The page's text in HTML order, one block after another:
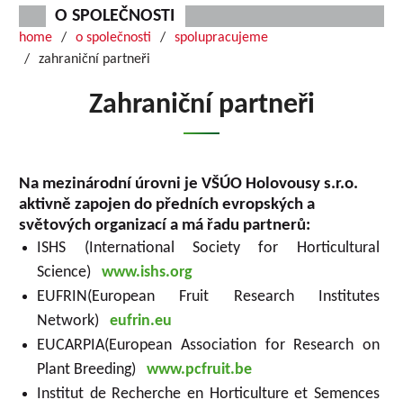
O SPOLEČNOSTI
home o společnosti
spolupracujeme
zahraniční partneři
Zahraniční partneři
Na mezinárodní úrovni je VŠÚO Holovousy s.r.o.
aktivně zapojen do předních evropských a
světových organizací a má řadu partnerů:
ISHS (International Society for Horticultural
Science)www.ishs.org
EUFRIN(European Fruit Research Institutes
Network)eufrin.eu
EUCARPIA(European Association for Research on
Plant Breeding)www.pcfruit.be
Institut de Recherche en Horticulture et Semences